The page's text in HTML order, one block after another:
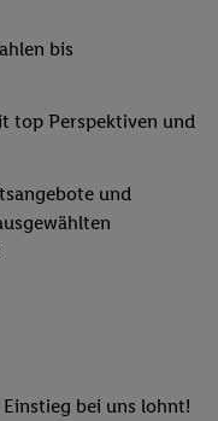
bis
top Perspektiven und
und
bei uns lohnt!